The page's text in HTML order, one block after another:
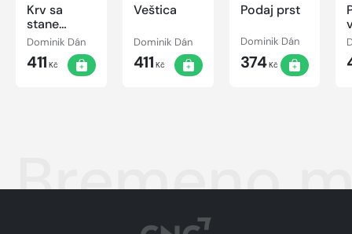
Krv sa
stane
zábavou
Dominik Dán
411 Kč
Veštica
Dominik Dán
411 Kč
Podaj prst
Dominik Dán
374Kč
Bremeno